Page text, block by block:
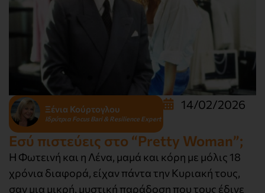
Ξένια Κούρτογλου
Ιδρύτρια Focus Bari & Resilience Expert
14/02/2026
Εσύ πιστεύεις στο “Pretty Woman”;
Η Φωτεινή και η Λένα, μαμά και κόρη με μόλις 18
χρόνια διαφορά, είχαν πάντα την Κυριακή τους,
σαν μια μικρή, μυστική παράδοση που τους έδινε